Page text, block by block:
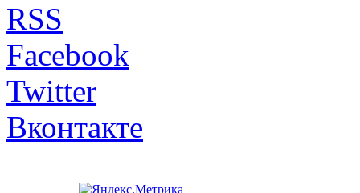
RSS
Facebook
Twitter
Вконтакте